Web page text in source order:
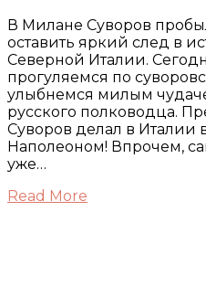
В Милане Суворов
оставить яркий след в
Северной Италии.
прогуляемся по
улыбнемся милым
русского полководца.
Суворов делал в Италии
Наполеоном! Впрочем,
уже…
Read More